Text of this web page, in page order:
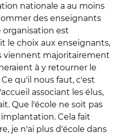
nationale a au moins
des enseignants
organisation est
le choix aux enseignants,
viennent majoritairement
à y retourner le
qu'il nous faut, c'est
associant les élus,
Que l'école ne soit pas
Cela fait
je n'ai plus d'école dans